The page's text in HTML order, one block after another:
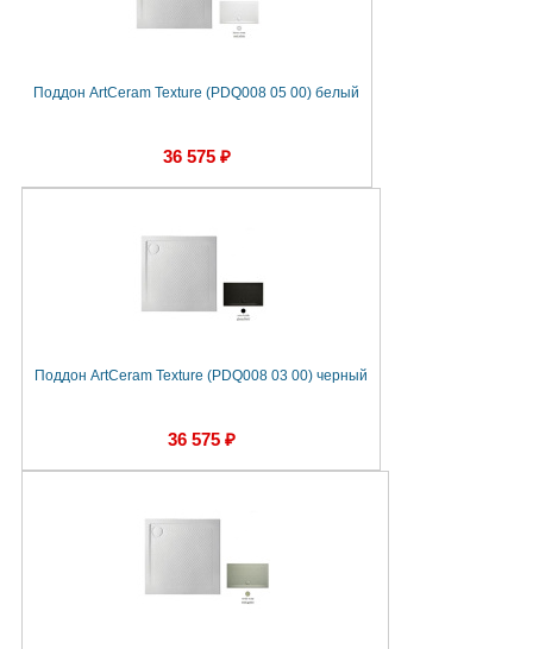
Поддон ArtCeram Texture (PDQ008 05 00) белый
36 575 ₽
Поддон ArtCeram Texture (PDQ008 03 00) черный
36 575 ₽